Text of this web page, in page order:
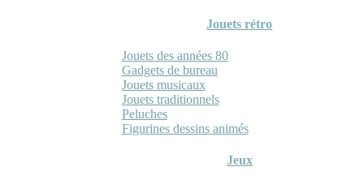
Jouets rétro
Jouets des années 80
Gadgets de bureau
Jouets musicaux
Jouets traditionnels
Peluches
Figurines dessins animés
Jeux